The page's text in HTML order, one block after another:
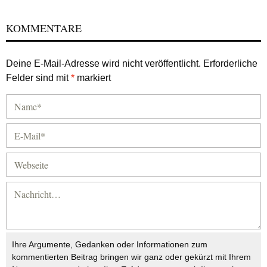
KOMMENTARE
Deine E-Mail-Adresse wird nicht veröffentlicht. Erforderliche
Felder sind mit* markiert
Ihre Argumente, Gedanken oder Informationen zum
kommentierten Beitrag bringen wir ganz oder gekürzt mit Ihrem